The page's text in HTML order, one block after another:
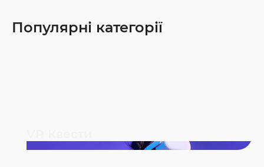
Популярні категорії